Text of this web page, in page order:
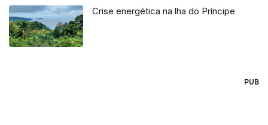
Crise energética na lha do Príncipe
PUB